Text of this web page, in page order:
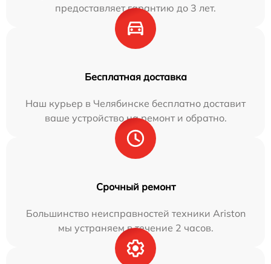
предоставляет гарантию до 3 лет.
Бесплатная доставка
Наш курьер в Челябинске бесплатно доставит
ваше устройство на ремонт и обратно.
Срочный ремонт
Большинство неисправностей техники Ariston
мы устраняем в течение 2 часов.